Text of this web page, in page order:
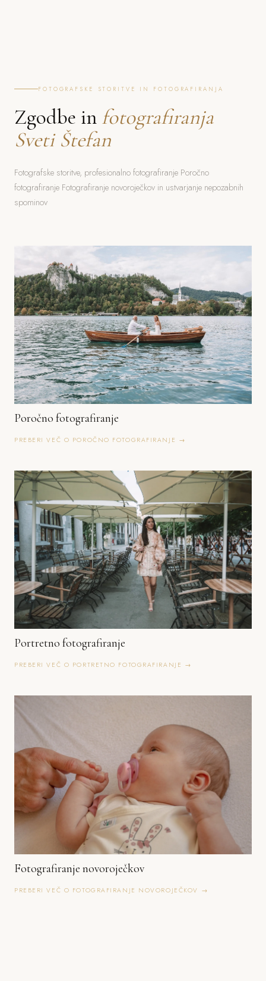
FOTOGRAFSKE STORITVE IN FOTOGRAFIRANJA
Zgodbe in fotografiranja
Sveti Štefan
Fotografske storitve, profesionalno fotografiranje Poročno
fotografiranje Fotografiranje novoroječkov in ustvarjanje nepozabnih
spominov
Poročno fotografiranje
PREBERI VEČ O POROČNO FOTOGRAFIRANJE →
Portretno fotografiranje
PREBERI VEČ O PORTRETNO FOTOGRAFIRANJE →
Fotografiranje novoroječkov
PREBERI VEČ O FOTOGRAFIRANJE NOVOROJEČKOV →